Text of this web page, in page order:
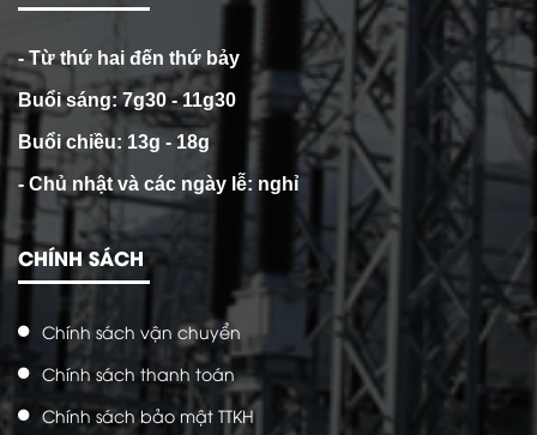
- Từ thứ hai đến thứ bảy
Buổi sáng: 7g30 - 11g30
Buổi chiều: 13g - 18g
- Chủ nhật và các ngày lễ: nghỉ
CHÍNH SÁCH
Chính sách vận chuyển
Chính sách thanh toán
Chính sách bảo mật TTKH